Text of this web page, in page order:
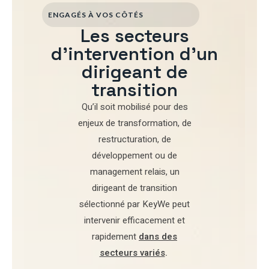
ENGAGÉS À VOS CÔTÉS
Les secteurs
d'intervention d'un
dirigeant de
transition
Qu’il soit mobilisé pourdes
enjeux de transformation, de
restructuration, de
développementou de
management relais, un
dirigeant de transition
sélectionné par KeyWe peut
intervenir efficacement et
rapidement dans des
secteurs variés.